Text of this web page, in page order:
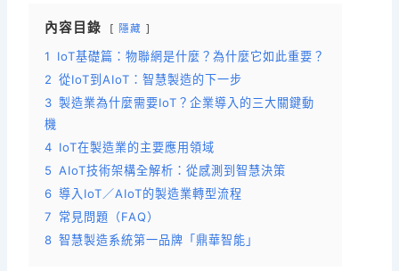
內容目錄 隱藏
1
IoT基礎篇：物聯網是什麼？為什麼它如此重要？
2 從IoT到AIoT：智慧製造的下一步
3 製造業為什麼需要IoT？企業導入的三大關鍵動
機
4 IoT在製造業的主要應用領域
5 AIoT技術架構全解析：從感測到智慧決策
6 導入IoT／AIoT的製造業轉型流程
7
常見問題（FAQ）
8 智慧製造系統第一品牌「鼎華智能」